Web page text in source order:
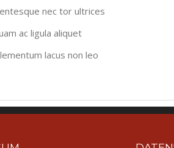
nec tor ultrices
ac ligula aliquet
lacus non leo